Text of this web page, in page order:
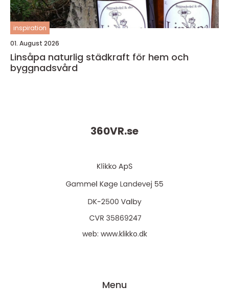
inspiration
01. August 2026
Linsåpa naturlig städkraft för hem och
byggnadsvård
360VR.se
web: www.klikko.dk
Menu